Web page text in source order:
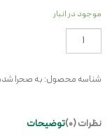
موجود در انبار
صحرا
عشق
عدد
شناسه محصول: به صحرا
توضیحات نظرات (0)